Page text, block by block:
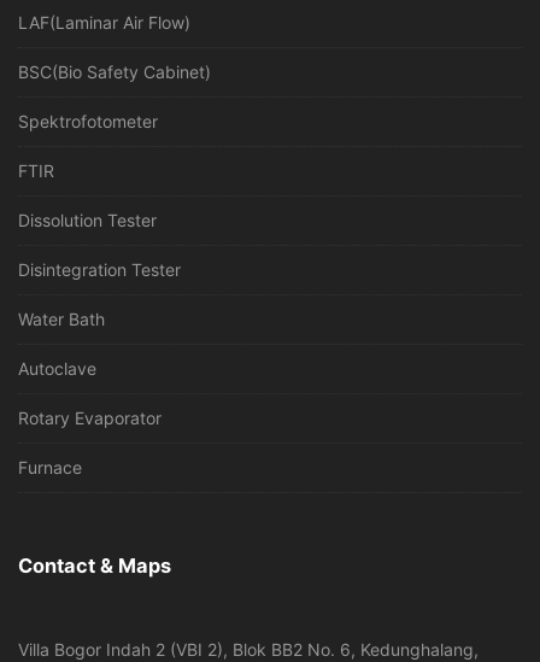
LAF(Laminar Air Flow)
BSC(Bio Safety Cabinet)
Spektrofotometer
FTIR
Dissolution Tester
Disintegration Tester
Water Bath
Autoclave
Rotary Evaporator
Furnace
Contact & Maps
Villa Bogor Indah 2 (VBI 2), Blok BB2 No. 6, Kedunghalang,